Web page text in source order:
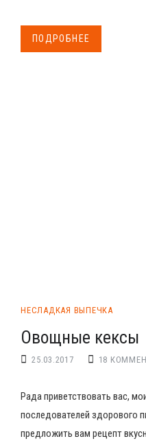
ПОДРОБНЕЕ
НЕСЛАДКАЯ ВЫПЕЧКА
Овощные кексы
25.03.2017 18
Рада приветствовать вас,
последователей здорового
предложить вам рецепт